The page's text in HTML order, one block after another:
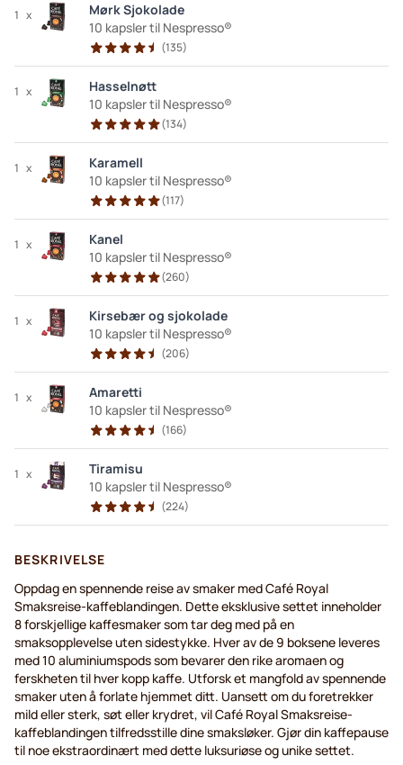
1 x
Mørk Sjokolade
10 kapsler til Nespresso®
(135)
1 x
Hasselnøtt
10 kapsler til Nespresso®
(134)
1 x
Karamell
10 kapsler til Nespresso®
(117)
1 x
Kanel
10 kapsler til Nespresso®
(260)
1 x
Kirsebær og sjokolade
10 kapsler til Nespresso®
(206)
1 x
Amaretti
10 kapsler til Nespresso®
(166)
1 x
Tiramisu
10 kapsler til Nespresso®
(224)
BESKRIVELSE
Oppdag en spennende reise av smaker med Café Royal
Smaksreise-kaffeblandingen. Dette eksklusive settet inneholder
8 forskjellige kaffesmaker som tar deg med på en
smaksopplevelse uten sidestykke. Hver av de 9 boksene leveres
med 10 aluminiumspods som bevarer den rike aromaen og
ferskheten til hver kopp kaffe. Utforsk et mangfold av spennende
smaker uten å forlate hjemmet ditt. Uansett om du foretrekker
mild eller sterk, søt eller krydret, vil Café Royal Smaksreise-
kaffeblandingen tilfredsstille dine smaksløker. Gjør din kaffepause
til noe ekstraordinært med dette luksuriøse og unike settet.